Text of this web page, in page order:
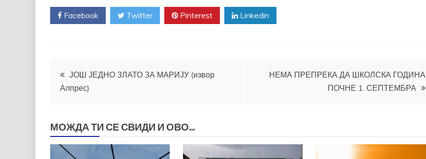
Facebook Twitter Pinterest Linkedin
Кретање
чланка
ЈОШ ЈЕДНО ЗЛАТО ЗА МАРИЈУ (извор
Алпрес)
НЕМА ПРЕПРЕКА ДА ШКОЛСКА ГОДИНА
ПОЧНЕ 1. СЕПТЕМБРА
МОЖДА ТИ СЕ СВИДИ И ОВО...